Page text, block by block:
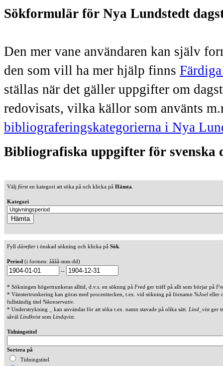
Sökformulär för Nya Lundstedt
Den mer vane användaren kan själv
den som vill ha mer hjälp finns
ställas när det gäller uppgifter om
redovisats, vilka källor som använts
bibliograferingskategorierna i Nya
Bibliografiska uppgifter för svenska
Välj försten kategori att söka på och klicka på Hämta
Kategori
Fyll därefteri önskad sökning och klicka på Sök
Period (i formen: åååå-mm-dd)
--
* Sökningen högertrunkeras alltid, d.v.s. en söknng på Fred ger träff på allt som börjar på
* Vänstertrunkering kan göras med procenttecken, t.ex. vid sökning på förnamn %Joel eller
fullständig titel %konservativ
* Understrykning _ kan användas för att söka t.ex. namn stavade på olika sätt. Lind_vistger
såväl Lindkvistsom Lindqvist.
Tidningstitel
Sortera på
Tidningstitel